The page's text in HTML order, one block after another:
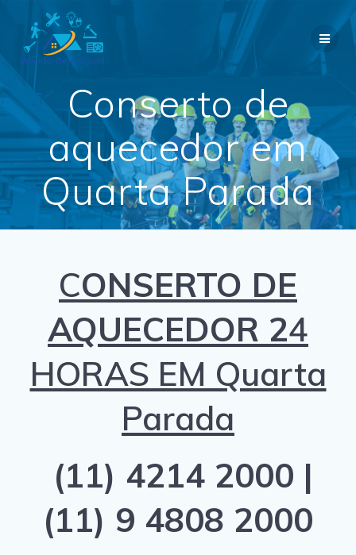
Conserto de
aquecedor em
Quarta Parada
CONSERTO DE
AQUECEDOR 24
HORAS EM Quarta
Parada
(11) 4214 2000 |
(11) 9 4808 2000